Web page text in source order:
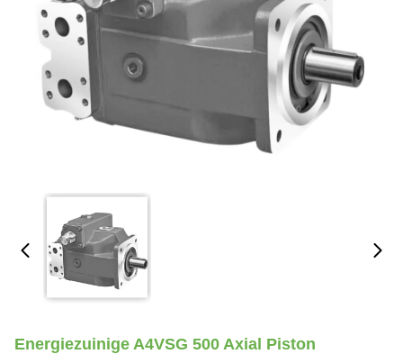
Energiezuinige A4VSG 500 Axial Piston